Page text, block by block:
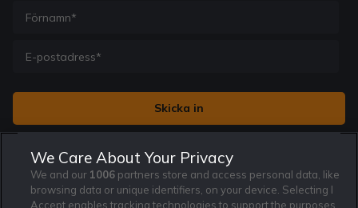
Jag vill få nyhetsbrev från Rekatochklart och jag är 18+. Regler
och villkor gäller. *
We Care About Your Privacy
We and our 1006 partners store and access personal data, like
browsing data or unique identifiers, on your device. Selecting I
Accept enables tracking technologies to support the purposes